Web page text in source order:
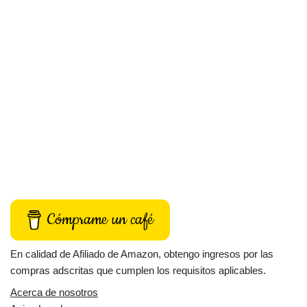
Cómprame un café
En calidad de Afiliado de Amazon, obtengo ingresos por las
compras adscritas que cumplen los requisitos aplicables.
Acerca de nosotros